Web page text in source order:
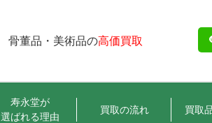
骨董品・美術品の高価買取
寿永堂が
選ばれる理由
買取の流れ 買取